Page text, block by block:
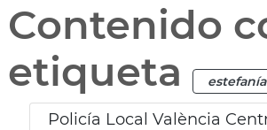
Contenido
etiqueta
Policía Local València